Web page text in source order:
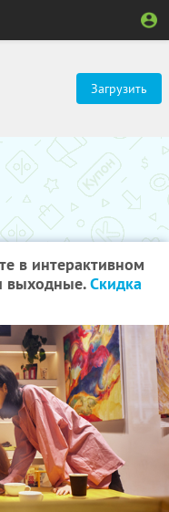
Загрузить
в интерактивном
выходные.Скидка